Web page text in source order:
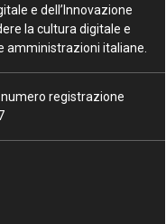
e dell’Innovazione
la cultura digitale e
amministrazioni italiane.
registrazione